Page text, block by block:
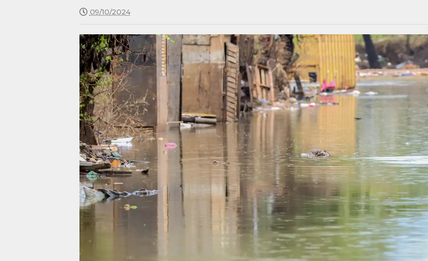
09/10/2024